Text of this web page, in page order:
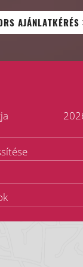
AJÁNLATKÉRÉS